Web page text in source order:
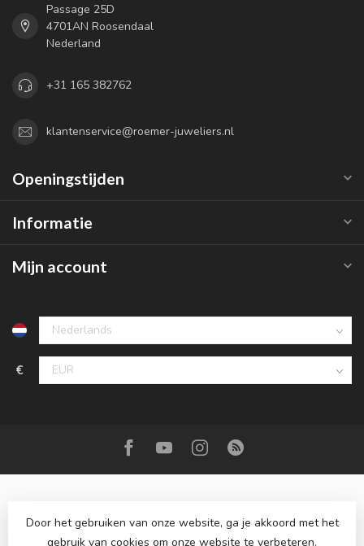
Passage 25D
4701AN Roosendaal
Nederland
+31 165 382762
klantenservice@roemer-juweliers.nl
Openingstijden
Informatie
Mijn account
€
Door het gebruiken van onze website, ga je akkoord met het
gebruik van cookies om onze website te verbeteren.